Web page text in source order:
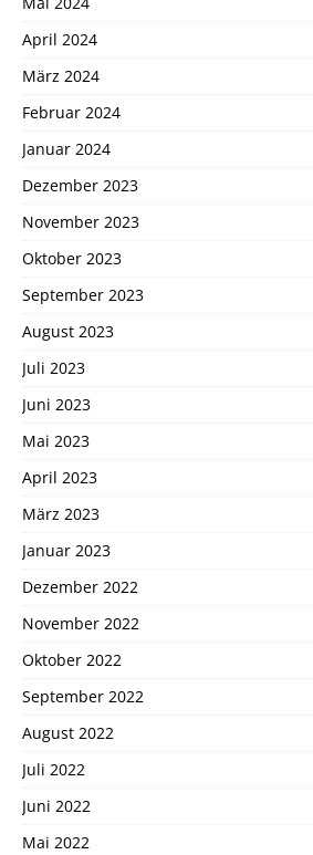
April 2024
März 2024
Februar 2024
Januar 2024
Dezember 2023
November 2023
Oktober 2023
September 2023
August 2023
Juli 2023
Juni 2023
Mai 2023
April 2023
März 2023
Januar 2023
Dezember 2022
November 2022
Oktober 2022
September 2022
August 2022
Juli 2022
Juni 2022
Mai 2022